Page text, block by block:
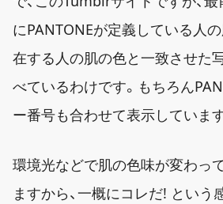
にPANTONEが定義している人
在する人の肌の色と一致させた
べているわけです。もちろん
ー番号も合わせて表示しています
環境光などで肌の色味が変わっ
ますから、一概にコレだ! という